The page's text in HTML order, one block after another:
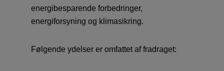
energibesparende forbedringer,
energiforsyning og klimasikring.
Følgende ydelser er omfattet af fradraget: